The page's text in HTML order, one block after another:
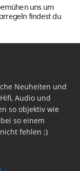
uns um
findest du
Neuheiten und
Audio und
so objektiv wie
so einem
fehlen ;)